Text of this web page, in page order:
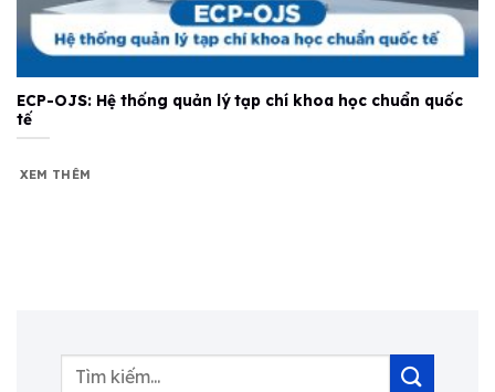
ECP-OJS: Hệ thống quản lý tạp chí khoa học chuẩn quốc
tế
XEM THÊM